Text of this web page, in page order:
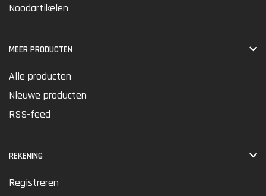
Noodartikelen
MEER PRODUCTEN
Alle producten
Nieuwe producten
RSS-feed
REKENING
Registreren